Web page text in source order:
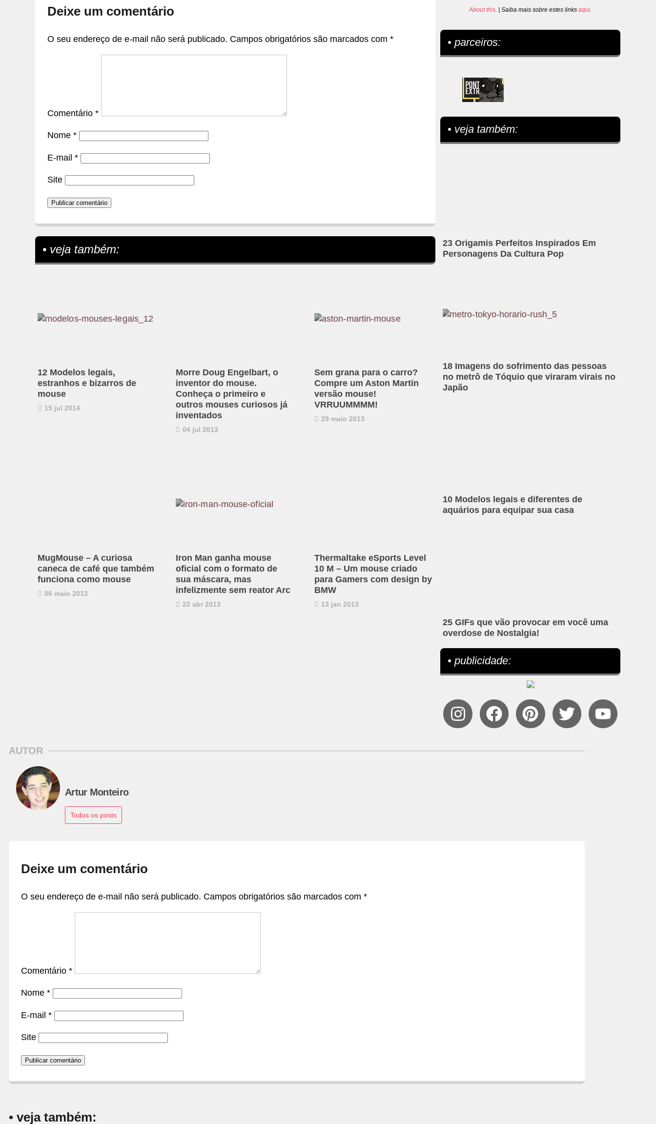
Deixe um comentário
O seu endereço de e-mail não será publicado. Campos obrigatórios são marcados com *
Comentário *
Nome *
E-mail *
Site
• veja também:
12 Modelos legais,
estranhos e bizarros de
mouse
15 jul 2014
Morre Doug Engelbart, o
inventor do mouse.
Conheça o primeiro e
outros mouses curiosos já
inventados
04 jul 2013
Sem grana para o carro?
Compre um Aston Martin
versão mouse!
VRRUUMMMM!
29 maio 2013
MugMouse – A curiosa
caneca de café que também
funciona como mouse
06 maio 2013
Iron Man ganha mouse
oficial com o formato de
sua máscara, mas
infelizmente sem reator Arc
22 abr 2013
Thermaltake eSports Level
10 M – Um mouse criado
para Gamers com design by
BMW
13 jan 2013
About this. | Saiba mais sobre estes linksaqui.
• parceiros:
• veja também:
23 Origamis Perfeitos Inspirados Em
Personagens Da Cultura Pop
18 Imagens do sofrimento das pessoas
no metrô de Tóquio que viraram virais no
Japão
10 Modelos legais e diferentes de
aquários para equipar sua casa
25 GIFs que vão provocar em você uma
overdose de Nostalgia!
• publicidade:
AUTOR
Artur Monteiro
Todos os posts
Deixe um comentário
O seu endereço de e-mail não será publicado. Campos obrigatórios são marcados com *
Comentário *
Nome *
E-mail *
Site
• veja também: